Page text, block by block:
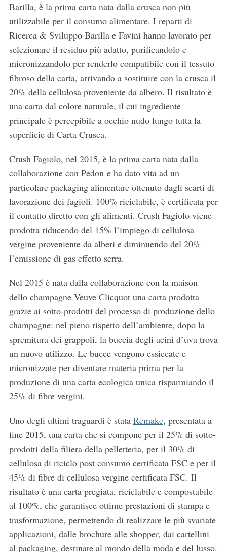
Barilla, è la prima carta nata dalla crusca non più
utilizzabile per il consumo alimentare. I reparti di
Ricerca & Sviluppo Barilla e Favini hanno lavorato per
selezionare il residuo più adatto, purificandolo e
micronizzandolo per renderlo compatibile con il tessuto
fibroso della carta, arrivando a sostituire con la crusca il
20% della cellulosa proveniente da albero. Il risultato è
una carta dal colore naturale, il cui ingrediente
principale è percepibile a occhio nudo lungo tutta la
superficie di Carta Crusca.
Crush Fagiolo, nel 2015, è la prima carta nata dalla
collaborazione con Pedon e ha dato vita ad un
particolare packaging alimentare ottenuto dagli scarti di
lavorazione dei fagioli. 100% riciclabile, è certificata per
il contatto diretto con gli alimenti. Crush Fagiolo viene
prodotta riducendo del 15% l’impiego di cellulosa
vergine proveniente da alberi e diminuendo del 20%
l’emissione di gas effetto serra.
Nel 2015 è nata dalla collaborazione con la maison
dello champagne Veuve Clicquot una carta prodotta
grazie ai sotto-prodotti del processo di produzione dello
champagne: nel pieno rispetto dell’ambiente, dopo la
spremitura dei grappoli, la buccia degli acini d’uva trova
un nuovo utilizzo. Le bucce vengono essiccate e
micronizzate per diventare materia prima per la
produzione di una carta ecologica unica risparmiando il
25% di fibre vergini.
Uno degli ultimi traguardi è stata Remake, presentata a
fine 2015, una carta che si compone per il 25% di sotto-
prodotti della filiera della pelletteria, per il 30% di
cellulosa di riciclo post consumo certificata FSC e per il
45% di fibre di cellulosa vergine certificata FSC. Il
risultato è una carta pregiata, riciclabile e compostabile
al 100%, che garantisce ottime prestazioni di stampa e
trasformazione, permettendo di realizzare le più svariate
applicazioni, dalle brochure alle shopper, dai cartellini
al packaging, destinate al mondo della moda e del lusso.
a
r
h
r
: